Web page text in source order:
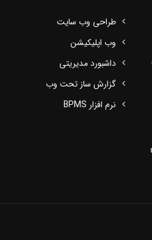
طراحی وب سایت
وب اپلیکیشن
داشبورد مدیریتی
گزارش ساز تحت وب
نرم افزار BPMS